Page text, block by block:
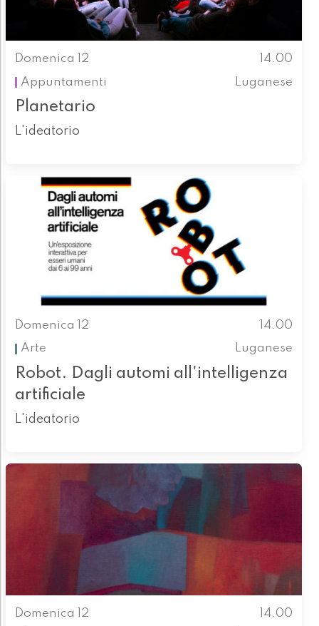
Domenica 12
14.00
Appuntamenti
Luganese
Planetario
L'ideatorio
Domenica 12
14.00
Arte
Luganese
Robot. Dagli automi all'intelligenza
artificiale
L'ideatorio
Domenica 12
14.00